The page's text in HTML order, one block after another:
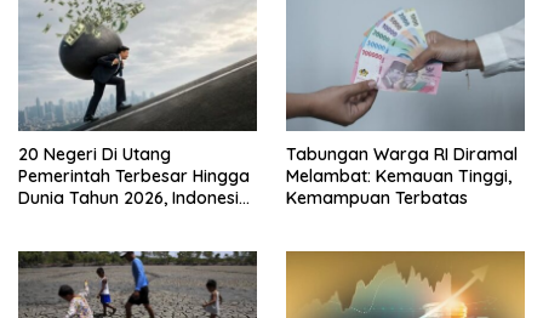
20 Negeri Di Utang
Pemerintah Terbesar Hingga
Dunia Tahun 2026, Indonesia
Tabungan Warga RI Diramal
Melambat: Kemauan Tinggi,
Kemampuan Terbatas